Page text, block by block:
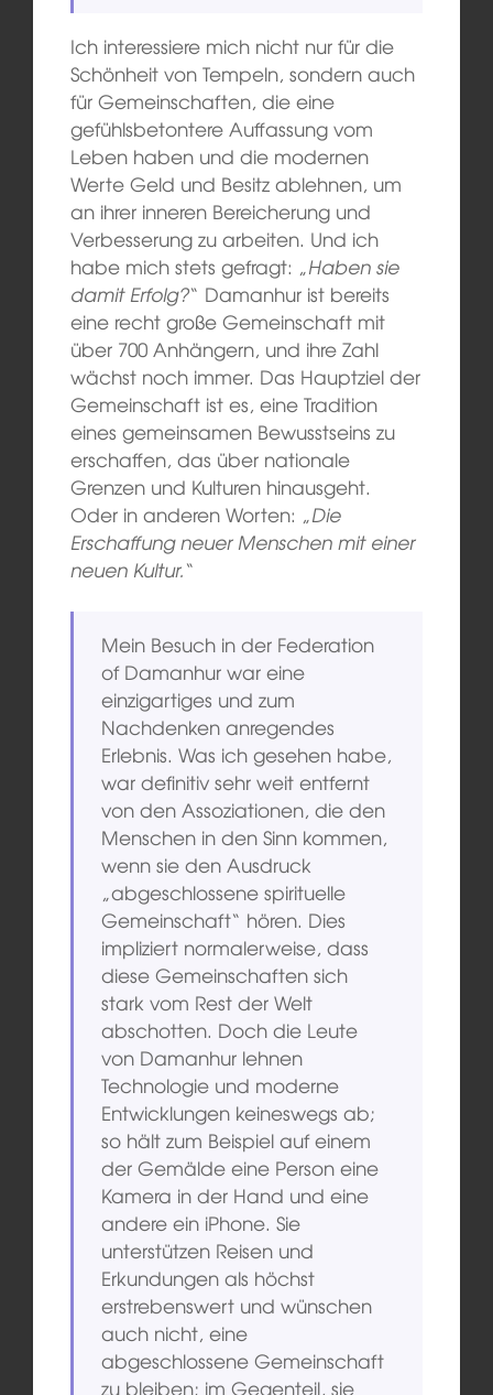
Ich interessiere mich nicht nur für die
Schönheit von Tempeln, sondern auch
für Gemeinschaften, die eine
gefühlsbetontere Auffassung vom
Leben haben und die modernen
Werte Geld und Besitz ablehnen, um
an ihrer inneren Bereicherung und
Verbesserung zu arbeiten. Und ich
habe mich stets gefragt: „Haben sie
damit Erfolg?“ Damanhur ist bereits
eine recht große Gemeinschaft mit
über 700 Anhängern, und ihre Zahl
wächst noch immer. Das Hauptziel der
Gemeinschaft ist es, eine Tradition
eines gemeinsamen Bewusstseins zu
erschaffen, das über nationale
Grenzen und Kulturen hinausgeht.
Oder in anderen Worten: „Die
Erschaffung neuer Menschen mit einer
neuen Kultur.“
Mein Besuch in der Federation
of Damanhur war eine
einzigartiges und zum
Nachdenken anregendes
Erlebnis. Was ich gesehen habe,
war definitiv sehr weit entfernt
von den Assoziationen, die den
Menschen in den Sinn kommen,
wenn sie den Ausdruck
„abgeschlossene spirituelle
Gemeinschaft“ hören. Dies
impliziert normalerweise, dass
diese Gemeinschaften sich
stark vom Rest der Welt
abschotten. Doch die Leute
von Damanhur lehnen
Technologie und moderne
Entwicklungen keineswegs ab;
so hält zum Beispiel auf einem
der Gemälde eine Person eine
Kamera in der Hand und eine
andere ein iPhone. Sie
unterstützen Reisen und
Erkundungen als höchst
erstrebenswert und wünschen
auch nicht, eine
abgeschlossene Gemeinschaft
zu bleiben; im Gegenteil, sie